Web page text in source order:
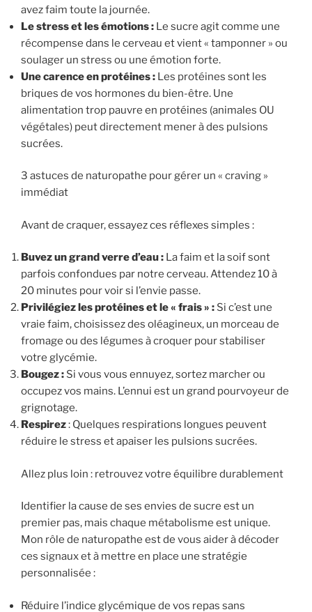
avez faim toute la journée.
Le stress et les émotions : Le sucre agit comme une
récompense dans le cerveau et vient « tamponner » ou
soulager un stress ou une émotion forte.
Une carence en protéines : Les protéines sont les
briques de vos hormones du bien-être. Une
alimentation trop pauvre en protéines (animales OU
végétales) peut directement mener à des pulsions
sucrées.
3 astuces de naturopathe pour gérer un « craving »
immédiat
Avant de craquer, essayez ces réflexes simples :
Buvez un grand verre d’eau : La faim et la soif sont
parfois confondues par notre cerveau. Attendez 10 à
20 minutes pour voir si l’envie passe.
Privilégiez les protéines et le « frais » : Si c’est une
vraie faim, choisissez des oléagineux, un morceau de
fromage ou des légumes à croquer pour stabiliser
votre glycémie.
Bougez : Si vous vous ennuyez, sortez marcher ou
occupez vos mains. L’ennui est un grand pourvoyeur de
grignotage.
Respirez: Quelques respirations longues peuvent
réduire le stress et apaiser les pulsions sucrées.
Allez plus loin : retrouvez votre équilibre durablement
Identifier la cause de ses envies de sucre est un
premier pas, mais chaque métabolisme est unique.
Mon rôle de naturopathe est de vous aider à décoder
ces signaux et à mettre en place une stratégie
personnalisée :
Réduire l’indice glycémique de vos repas sans